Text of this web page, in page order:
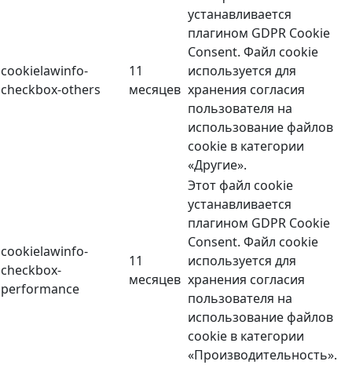
cookielawinfo-
checkbox-others
11
месяцев
устанавливается
плагином GDPR Cookie
Consent. Файл cookie
используется для
хранения согласия
пользователя на
использование файлов
cookie в категории
«Другие».
cookielawinfo-
checkbox-
performance
11
месяцев
Этот файл cookie
устанавливается
плагином GDPR Cookie
Consent. Файл cookie
используется для
хранения согласия
пользователя на
использование файлов
cookie в категории
«Производительность».